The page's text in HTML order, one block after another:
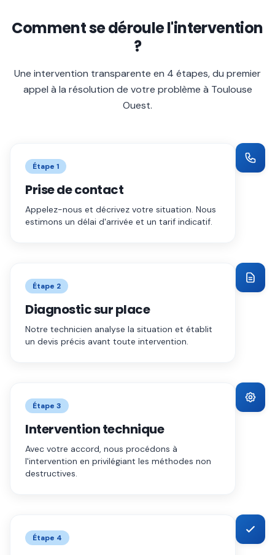
Comment se déroule l'intervention
?
Une intervention transparente en 4 étapes, du premier
appel à la résolution de votre problème à Toulouse
Ouest.
Étape 1
Prise de contact
Appelez-nous et décrivez votre situation. Nous
estimons un délai d'arrivée et un tarif indicatif.
Étape 2
Diagnostic sur place
Notre technicien analyse la situation et établit
un devis précis avant toute intervention.
Étape 3
Intervention technique
Avec votre accord, nous procédons à
l'intervention en privilégiant les méthodes non
destructives.
Étape 4